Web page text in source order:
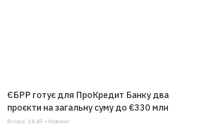
ЄБРР готує для ПроКредит Банку два
проєкти на загальну суму до €330 млн
Вчора, 14:45 • Новини